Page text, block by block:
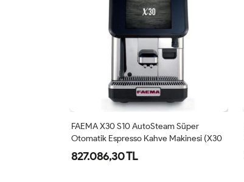
FAEMA X20 S10 AutoSteam Süper
Otomatik Espresso Kahve Makinesi (X20
S10)
640.236,24 TL